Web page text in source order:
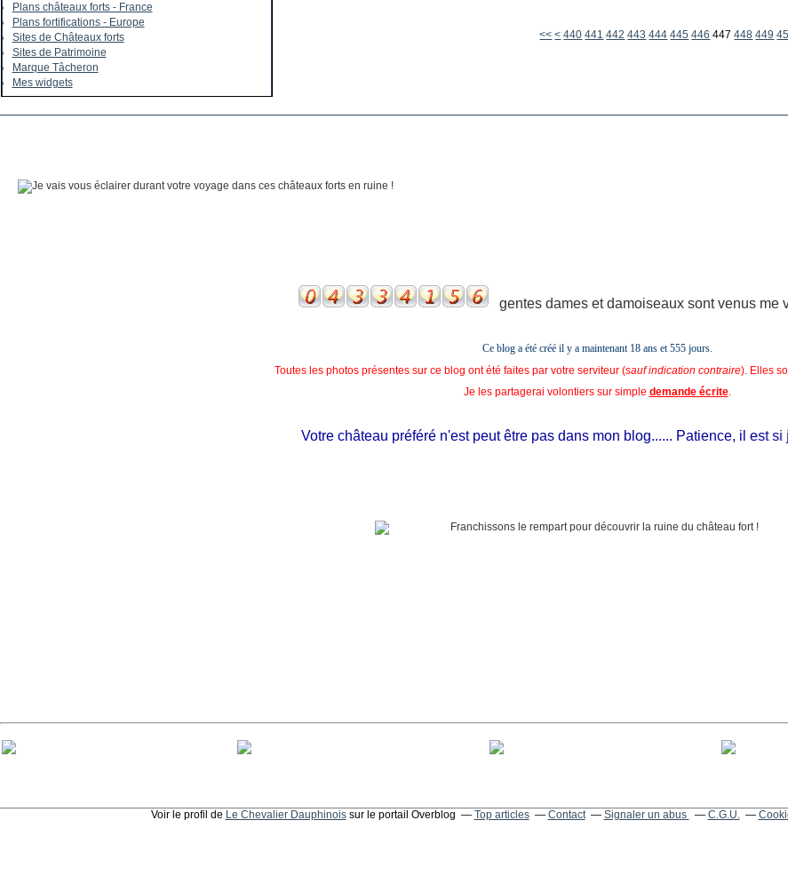
Plans châteaux forts - France
Plans fortifications - Europe
Sites de Châteaux forts
Sites de Patrimoine
Marque Tâcheron
Mes widgets
<< < 400
410
420
430
440 441 442 443 444 445 446 447 448 449
gentes dames et damoiseaux sont venus me
Ce blog a été créé il y a maintenant 18 ans et555 jours.
Toutes les photos présentes sur ce blog ont été faites par votre serviteur (sauf indication contraire). Elles
Je les partagerai volontiers sur simple demande écrite.
Votre château préféré n'est peut être pas dans mon blog...... Patience, il est si
Voir le profil de Le Chevalier Dauphinoissur le portail Overblog Top articles Contact Signaler un abus C.G.U.